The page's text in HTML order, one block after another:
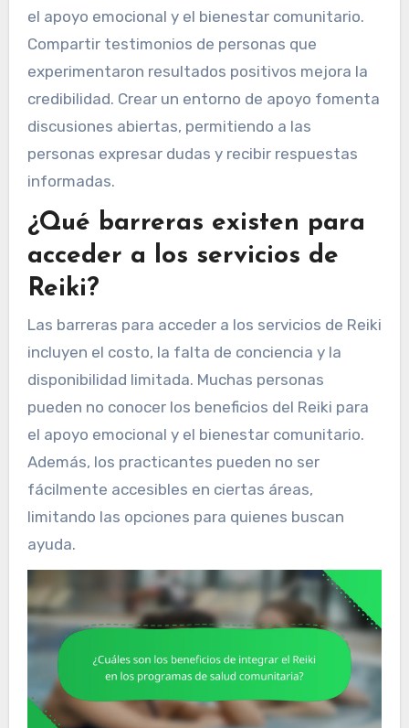
el apoyo emocional y el bienestar comunitario.
Compartir testimonios de personas que
experimentaron resultados positivos mejora la
credibilidad. Crear un entorno de apoyo fomenta
discusiones abiertas, permitiendo a las
personas expresar dudas y recibir respuestas
informadas.
¿Qué barreras existen para
acceder a los servicios de
Reiki?
Las barreras para acceder a los servicios de Reiki
incluyen el costo, la falta de conciencia y la
disponibilidad limitada. Muchas personas
pueden no conocer los beneficios del Reiki para
el apoyo emocional y el bienestar comunitario.
Además, los practicantes pueden no ser
fácilmente accesibles en ciertas áreas,
limitando las opciones para quienes buscan
ayuda.